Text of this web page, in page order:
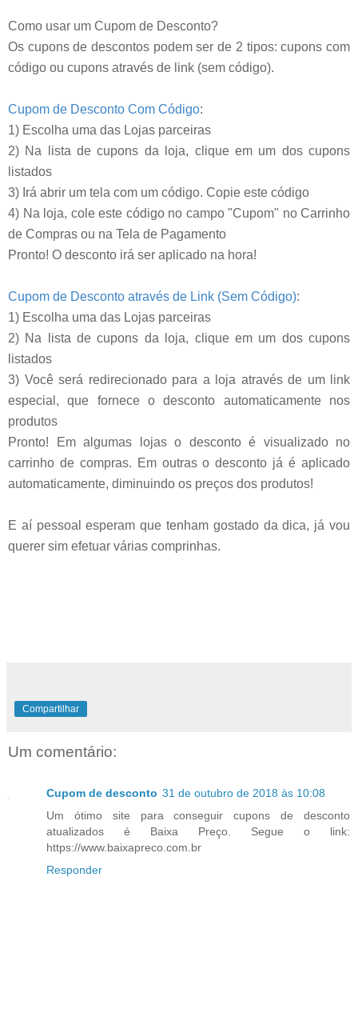
Como usar um Cupom de Desconto?
Os cupons de descontos podem ser de 2 tipos: cupons com
código ou cupons através de link (sem código).
Cupom de Desconto Com Código:
1) Escolha uma das Lojas parceiras
2) Na lista de cupons da loja, clique em um dos cupons
listados
3) Irá abrir um tela com um código. Copie este código
4) Na loja, cole este código no campo "Cupom" no Carrinho
de Compras ou na Tela de Pagamento
Pronto! O desconto irá ser aplicado na hora!
Cupom de Desconto através de Link (Sem Código):
1) Escolha uma das Lojas parceiras
2) Na lista de cupons da loja, clique em um dos cupons
listados
3) Você será redirecionado para a loja através de um link
especial, que fornece o desconto automaticamente nos
produtos
Pronto! Em algumas lojas o desconto é visualizado no
carrinho de compras. Em outras o desconto já é aplicado
automaticamente, diminuindo os preços dos produtos!
E aí pessoal esperam que tenham gostado da dica, já vou
querer sim efetuar várias comprinhas.
Compartilhar
Um comentário:
Cupom de desconto 31 de outubro de 2018 às 10:08
Um ótimo site para conseguir cupons de desconto
atualizados é Baixa Preço. Segue o link:
https://www.baixapreco.com.br
Responder